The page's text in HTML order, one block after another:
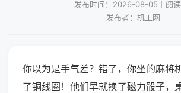
发布时间：2026-08-05｜阅读
发布者：机工网
你以为是手气差？错了，你坐的麻将
了铜线圈！他们早就换了磁力骰子，